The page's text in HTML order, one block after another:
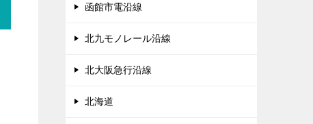
函館市電沿線
北九モノレール沿線
北大阪急行沿線
北海道